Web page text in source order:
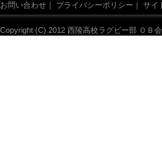
お問い合わせ ｜ プライバシーポリシー ｜ サイ
Copyright (C) 2012 西陵高校ラグビー部 ＯＢ